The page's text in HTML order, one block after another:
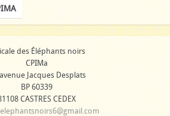
des Éléphants noirs
CPIMa
Jacques Desplats
BP 60339
CASTRES CEDEX
elephantsnoirs6@gmail.com